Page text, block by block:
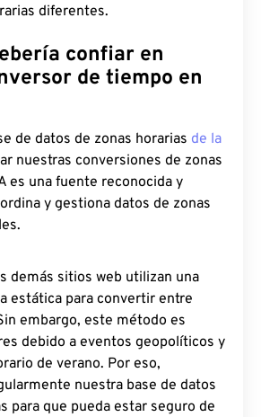
diferentes.
confiar en
de tiempo en
de datos de zonas horarias de la
nuestras conversiones de zonas
es una fuente reconocida y
y gestiona datos de zonas
demás sitios web utilizan una
estática para convertir entre
embargo, este método es
debido a eventos geopolíticos y
de verano. Por eso,
nuestra base de datos
para que pueda estar seguro de